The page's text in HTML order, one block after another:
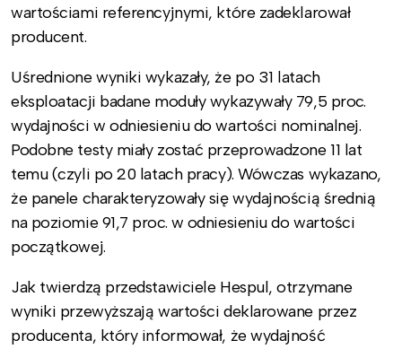
wartościami referencyjnymi, które zadeklarował
producent.
Uśrednione wyniki wykazały, że po 31 latach
eksploatacji badane moduły wykazywały 79,5 proc.
wydajności w odniesieniu do wartości nominalnej.
Podobne testy miały zostać przeprowadzone 11 lat
temu (czyli po 20 latach pracy). Wówczas wykazano,
że panele charakteryzowały się wydajnością średnią
na poziomie 91,7 proc. w odniesieniu do wartości
początkowej.
Jak twierdzą przedstawiciele Hespul, otrzymane
wyniki przewyższają wartości deklarowane przez
producenta, który informował, że wydajność